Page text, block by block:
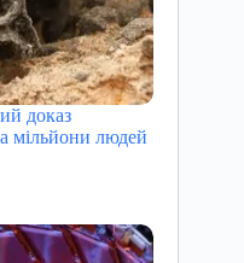
доказ
мільйони людей